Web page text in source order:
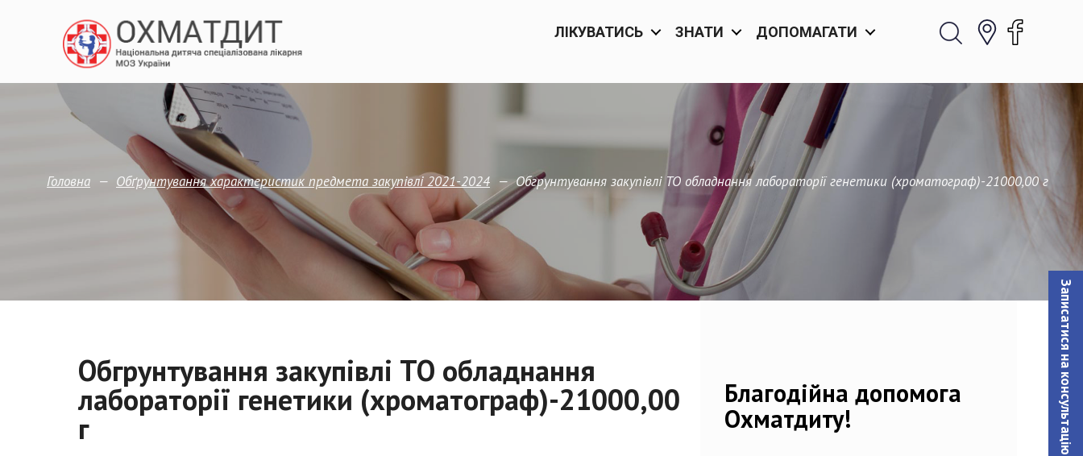
Записатися на консультацiю
ЛІКУВАТИСЬ ЗНАТИ ДОПОМАГАТИ
Головна — Обґрунтування характеристик предмета закупівлi 2021-2024 — Обгрунтування закупівлі ТО обладнання лабораторії генетики (хроматограф)-21000,00 г
Обгрунтування закупівлі ТО обладнання
лабораторії генетики (хроматограф)-21000,00
г
Благодійна допомога
Охматдиту!